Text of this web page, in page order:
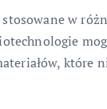
stosowane w
które